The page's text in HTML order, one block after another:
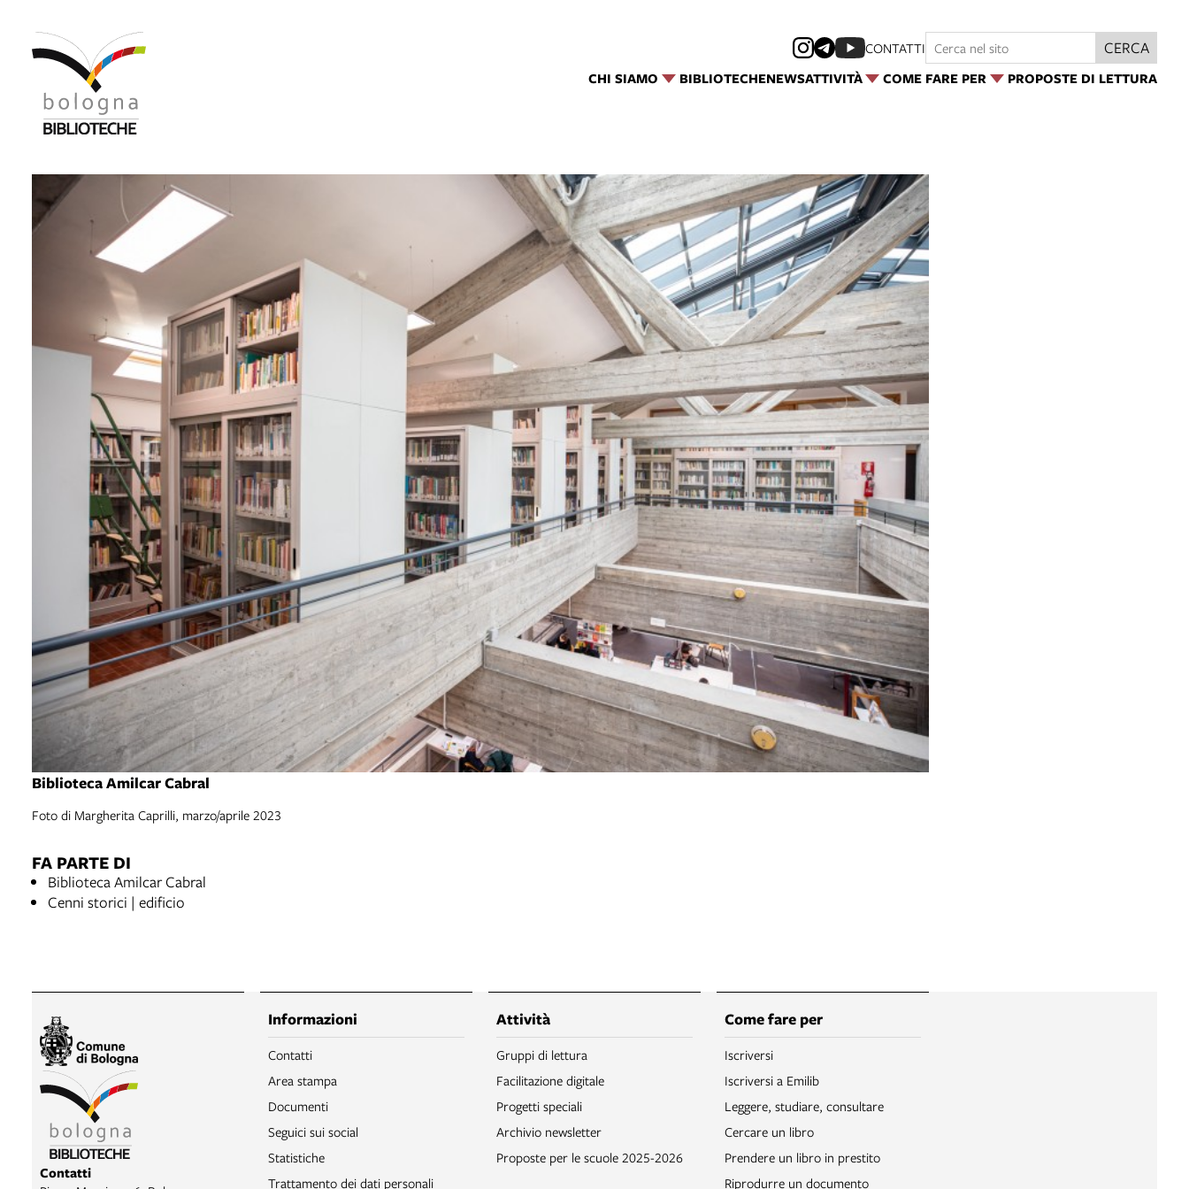
CHI SIAMO BIBLIOTECHENEWSATTIVITÀ COME FARE PER PROPOSTE DI LETTURA
CONTATTI CERCA
Biblioteca Amilcar Cabral
Foto di Margherita Caprilli, marzo/aprile 2023
FA PARTE DI
Biblioteca Amilcar Cabral
Cenni storici | edificio
Contatti
Informazioni
Contatti
Area stampa
Documenti
Seguici sui social
Statistiche
Trattamento dei dati personali
Attività
Gruppi di lettura
Facilitazione digitale
Progetti speciali
Archivio newsletter
Proposte per le scuole 2025-2026
Come fare per
Iscriversi
Iscriversi a Emilib
Leggere, studiare, consultare
Cercare un libro
Prendere un libro in prestito
Riprodurre un documento